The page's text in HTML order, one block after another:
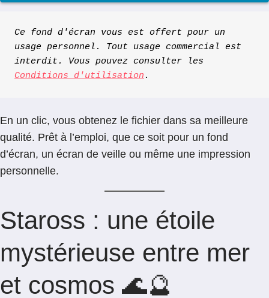
Ce fond d'écran vous est offert pour un
usage personnel. Tout usage commercial est
Conditions d'utilisation .
En un clic, vous obtenez le fichier dans sa meilleure
qualité. Prêt à l’emploi, que ce soit pour un fond
d’écran, un écran de veille ou même une impression
personnelle.
Staross : une étoile
mystérieuse entre mer
et cosmos 🌊🔮